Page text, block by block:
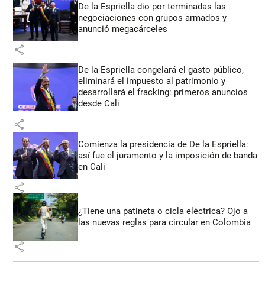
De la Espriella dio por terminadas las
negociaciones con grupos armados y
anunció megacárceles
share
De la Espriella congelará el gasto público,
eliminará el impuesto al patrimonio y
desarrollará el fracking: primeros anuncios
desde Cali
share
Comienza la presidencia de De la Espriella:
así fue el juramento y la imposición de banda
en Cali
share
¿Tiene una patineta o cicla eléctrica? Ojo a
las nuevas reglas para circular en Colombia
share